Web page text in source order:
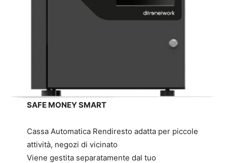
SAFE MONEY SMART
Cassa Automatica Rendiresto adatta per piccole
attività, negozi di vicinato
Viene gestita separatamente dal tuo